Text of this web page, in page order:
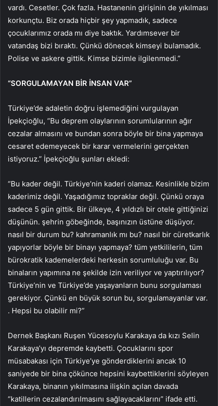
vardı. Cesetler. Çok fazla. Hastanenin girişinin de yıkılması
korkunçtu. Biz orada hiçbir şey yapmadık, sadece
çocuklarımız orada mı diye baktık. Yardımsever bir
vatandaş bizi bıraktı. Çünkü dönecek kimseyi bulamadık.
Polise ve askere gittik. Kimse bizimle ilgilenmedi.”
“SORGULAMAYAN BİR İNSAN VAR”
Türkiye’de adaletin doğru işlemediğini vurgulayan
İpekçioğlu, “Bu deprem olaylarının sorumlularının ağır
cezalar almasını ve bundan sonra böyle bir bina yapmaya
cesaret edemeyecek bir karar vermelerini gerçekten
istiyoruz.” İpekçioğlu şunları ekledi:
“Bu kader değil. Türkiye’nin kaderi olamaz. Kesinlikle bizim
kaderimiz değil. Yaşadığımız topraklar değil. Çünkü oraya
sadece 5 gün gittik. Bir ülkeye, 4 yıldızlı bir otele gittiğinizi
düşünün. şehrin göbeğinde, başınızın üstüne düşüyor.
nasıl bir durum bu? kahramanlık mı bu? nasıl bir cüretkarlık
yapıyorlar böyle bir binayı yapmaya? tüm yetkililerin, tüm
bürokratik kademelerdeki herkesin sorumluluğu var. Bu
binaların yapımına ne şekilde izin veriliyor ve yaptırılıyor?
Türkiye’nin ve Türkiye’de yaşayanların bunu sorgulaması
gerekiyor. Çünkü en büyük sorun bu, sorgulamayanlar var.
. Hepsi bu olabilir mi?”
Dernek Başkanı Ruşen Yücesoylu Karakaya da kızı Selin
Karakaya’yı depremde kaybetti. Çocuklarını spor
müsabakası için Türkiye’ye gönderdiklerini ancak 10
saniyede bir bina çökünce hepsini kaybettiklerini söyleyen
Karakaya, binanın yıkılmasına ilişkin açılan davada
“katillerin cezalandırılmasını sağlayacaklarını” ifade etti.